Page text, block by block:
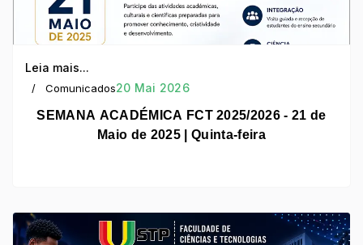
SEMANA ACADÉMICA FCT 2025/2026 - 21 de
Maio de 2025 | Quinta-feira
Comunicados20 Mai 2026
Leia mais...